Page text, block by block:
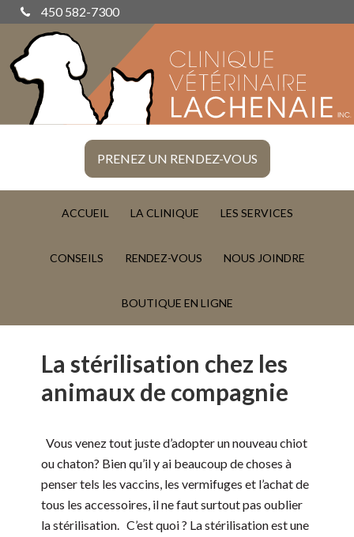
450 582-7300
PRENEZ UN RENDEZ-VOUS
ACCUEIL LA CLINIQUE LES SERVICES
CONSEILS RENDEZ-VOUS NOUS JOINDRE
BOUTIQUE EN LIGNE
La stérilisation chez les
animaux de compagnie
Vous venez tout juste d’adopter un nouveau chiot
ou chaton? Bien qu’il y ai beaucoup de choses à
penser tels les vaccins, les vermifuges et l’achat de
tous les accessoires, il ne faut surtout pas oublier
la stérilisation. C’est quoi ? La stérilisation est une